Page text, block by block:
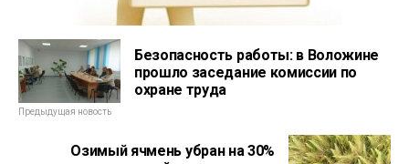
Безопасность работы: в Воложине
прошло заседание комиссии по
охране труда
Предыдущая новость
Озимый ячмень убран на 30%